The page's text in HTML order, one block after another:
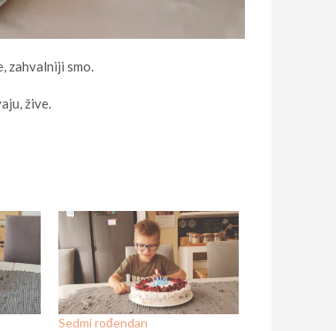
zahvalniji smo.
žive.
Sedmi rođendan